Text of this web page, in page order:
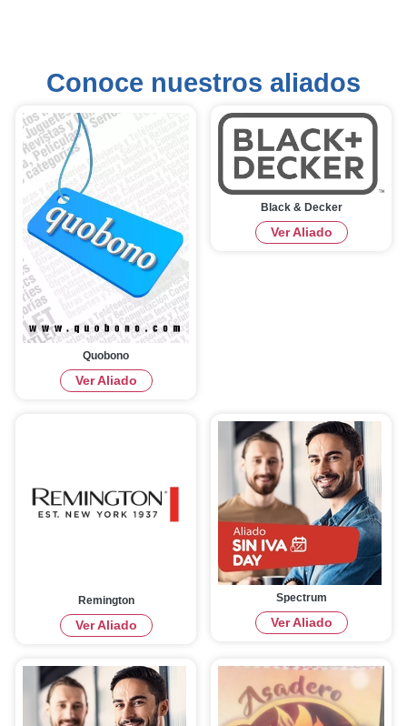
Conoce nuestros aliados
Quobono
Ver Aliado
Black & Decker
Ver Aliado
Remington
Ver Aliado
Spectrum
Ver Aliado